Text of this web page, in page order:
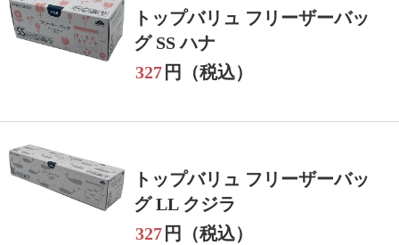
トップバリュ フリーザーバッ
グ SS ハナ
327 円（税込）
トップバリュ フリーザーバッ
グ LL クジラ
327 円（税込）